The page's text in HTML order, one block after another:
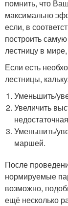
помнить, что
максимально
если, в
построить
лестницу в
Если есть
лестницы,
Уменьшить/
Увеличить
Уменьшить/
маршей.
После
нормируемые
возможно,
ещё несколько